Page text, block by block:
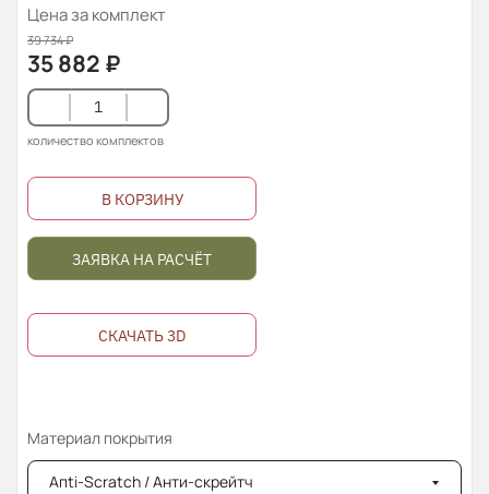
Цена за комплект
39 734₽
35 882 ₽
количество комплектов
В КОРЗИНУ
ЗАЯВКА НА РАСЧЁТ
СКАЧАТЬ 3D
Материал покрытия
Апti-Sсrаtсh / Анти-скрейтч